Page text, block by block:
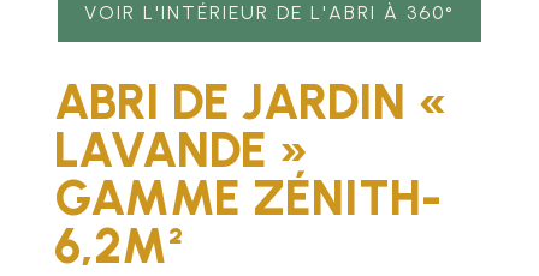
VOIR L'INTÉRIEUR DE L'ABRI À 360°
ABRI DE JARDIN «
LAVANDE »
GAMME ZÉNITH-
6,2M²